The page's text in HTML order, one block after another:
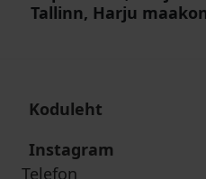
Tallinn, Harju
Koduleht
Instagram
Telefon